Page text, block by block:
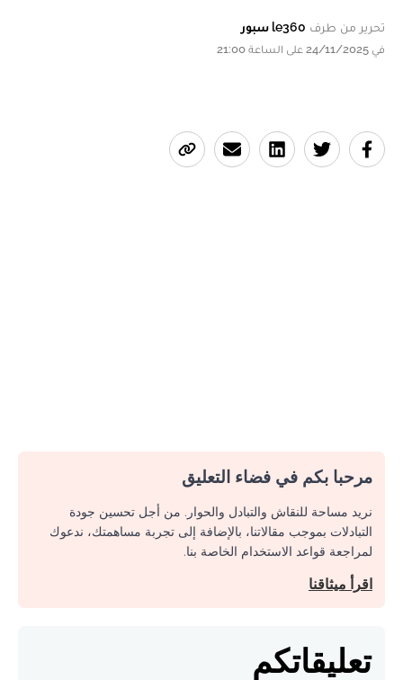
تحرير من طرف le360 سبور
في 24/11/2025 على الساعة 21:00
مرحبا بكم في فضاء التعليق
نريد مساحة للنقاش والتبادل والحوار. من أجل تحسين جودة
التبادلات بموجب مقالاتنا، بالإضافة إلى تجربة مساهمتك، ندعوك
لمراجعة قواعد الاستخدام الخاصة بنا.
اقرأ ميثاقنا
تعليقاتكم